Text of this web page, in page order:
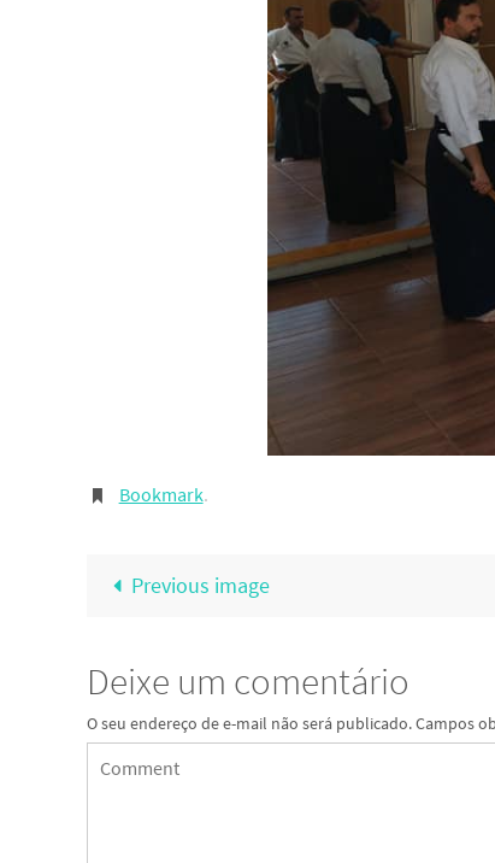
Bookmark.
Previous image
Deixe um comentário
O seu endereço de e-mail não será publicado.Campos